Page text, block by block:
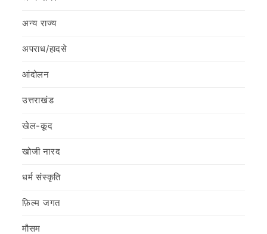
अन्य राज्य
अपराध/हादसे
आंदोलन
उत्तराखंड
खेल-कूद
खोजी नारद
धर्म संस्कृति
फ़िल्‍म जगत
मौसम